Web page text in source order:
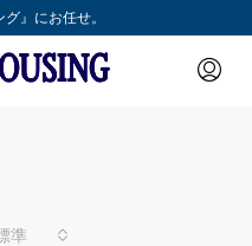
』にお任せ。
準